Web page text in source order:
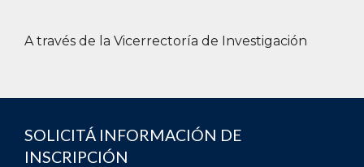
A través de la Vicerrectoría de Investigación
SOLICITÁ INFORMACIÓN DE
INSCRIPCIÓN